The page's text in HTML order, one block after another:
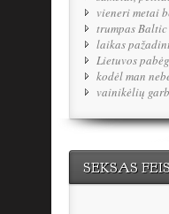
vieneri metai
trumpas
laikas
Lietuvos
kodėl man
vainikėlių
SEKSAS